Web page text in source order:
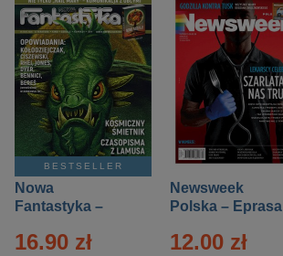
BESTSELLER
Nowa
Fantastyka –
16.90 zł
Newsweek
Polska – Eprasa
12.00 zł